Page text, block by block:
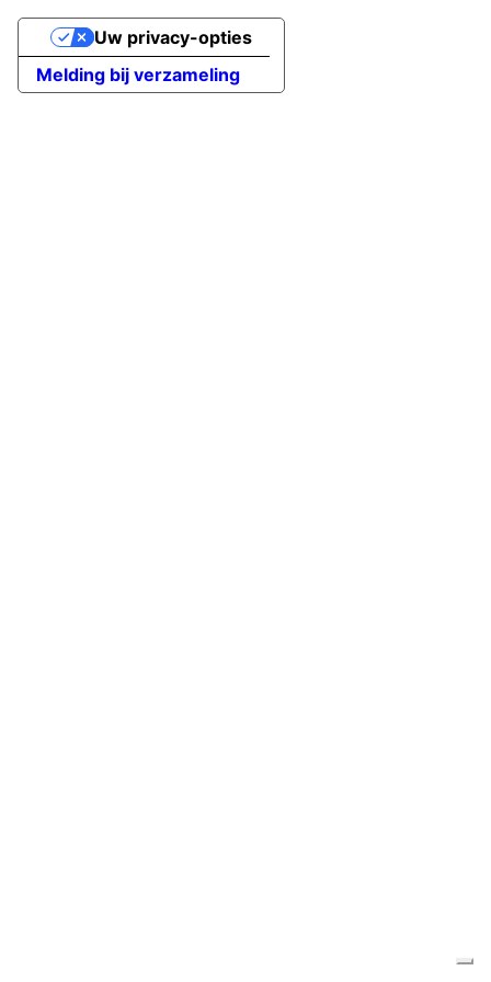
Melding bij verzameling
Uw privacy-opties